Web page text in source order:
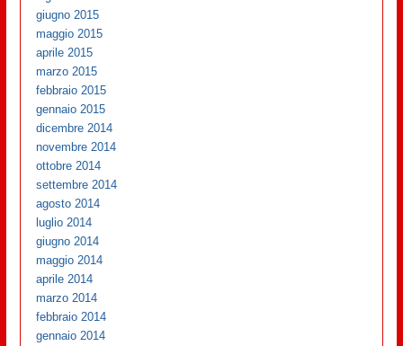
giugno 2015
maggio 2015
aprile 2015
marzo 2015
febbraio 2015
gennaio 2015
dicembre 2014
novembre 2014
ottobre 2014
settembre 2014
agosto 2014
luglio 2014
giugno 2014
maggio 2014
aprile 2014
marzo 2014
febbraio 2014
gennaio 2014